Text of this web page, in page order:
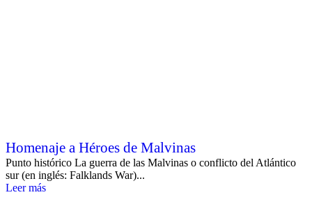
Homenaje a Héroes de Malvinas
Punto histórico La guerra de las Malvinas o conflicto del Atlántico
sur (en inglés: Falklands War)...
Leer más